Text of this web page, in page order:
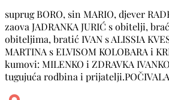
suprug BORO, sin MARIO, djever
zaova JADRANKA JURIĆ s obitelji,
obiteljima, bratić IVAN s ALISSIA
MARTINA s ELVISOM KOLOBARA i
kumovi: MILENKO i ZDRAVKA
tugujuća rodbina i